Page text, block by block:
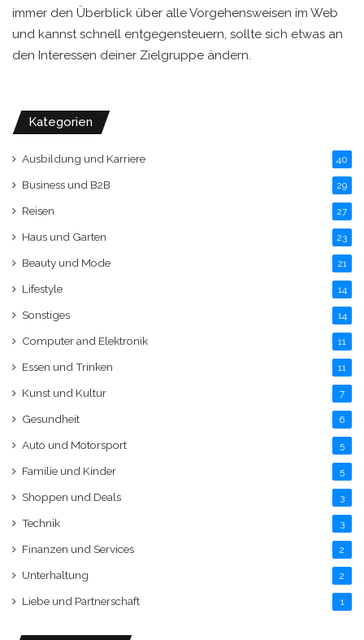
immer den Überblick über alle Vorgehensweisen im Web
und kannst schnell entgegensteuern, sollte sich etwas an
den Interessen deiner Zielgruppe ändern.
Kategorien
Ausbildung und Karriere 40
Business und B2B 29
Reisen 27
Haus und Garten 23
Beauty und Mode 21
Lifestyle 14
Sonstiges 14
Computer and Elektronik 11
Essen und Trinken 11
Kunst und Kultur 7
Gesundheit 6
Auto und Motorsport 5
Familie und Kinder 5
Shoppen und Deals 3
Technik 3
Finanzen und Services 2
Unterhaltung 2
Liebe und Partnerschaft 1